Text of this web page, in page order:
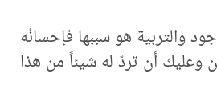
والتربية هو سببها فإحسانُه
وعليك أن تردّ له شيئاً من هذا